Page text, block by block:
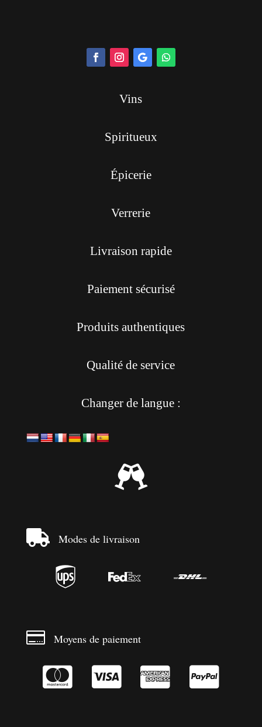
Vins
Spiritueux
Épicerie
Verrerie
Livraison rapide
Paiement sécurisé
Produits authentiques
Qualité de service
Changer de langue :

 Modes de livraison
  
 Moyens de paiement
   